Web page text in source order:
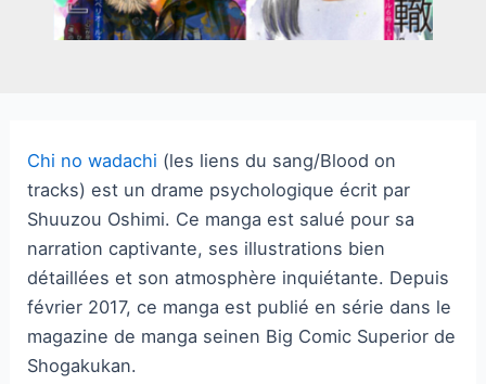
Chi no wadachi (les liens du sang/Blood on
tracks) est un drame psychologique écrit par
Shuuzou Oshimi. Ce manga est salué pour sa
narration captivante, ses illustrations bien
détaillées et son atmosphère inquiétante. Depuis
février 2017, ce manga est publié en série dans le
magazine de manga seinen Big Comic Superior de
Shogakukan.